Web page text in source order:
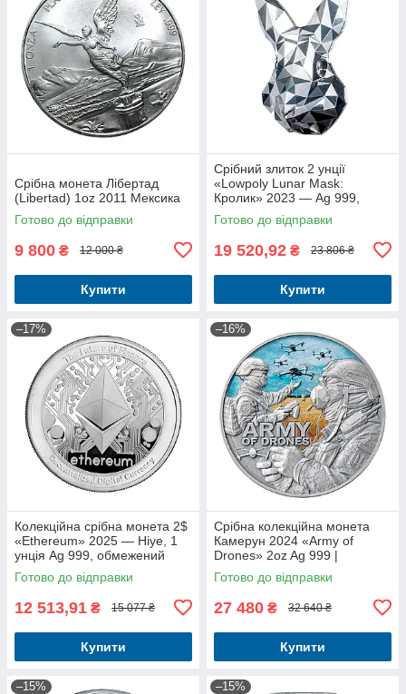
Срібна монета Лібертад
(Libertad) 1oz 2011 Мексика
Готово до відправки
9 800 ₴ 12 000 ₴
Купити
Срібний злиток 2 унції
«Lowpoly Lunar Mask:
Кролик» 2023 — Ag 999,
високий рельєф, колекційний
злиток
Готово до відправки
19 520,92 ₴ 23 806 ₴
Купити
–17%
Колекційна срібна монета 2$
«Ethereum» 2025 — Ніуе, 1
унція Ag 999, обмежений
тираж
Готово до відправки
12 513,91 ₴ 15 077 ₴
Купити
–16%
Срібна колекційна монета
Камерун 2024 «Army of
Drones» 2oz Ag 999 |
Guardians of Freedom |
Інвестиційне срібло
Готово до відправки
27 480 ₴ 32 640 ₴
Купити
–15% –15%